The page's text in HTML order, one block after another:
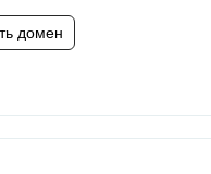
домен